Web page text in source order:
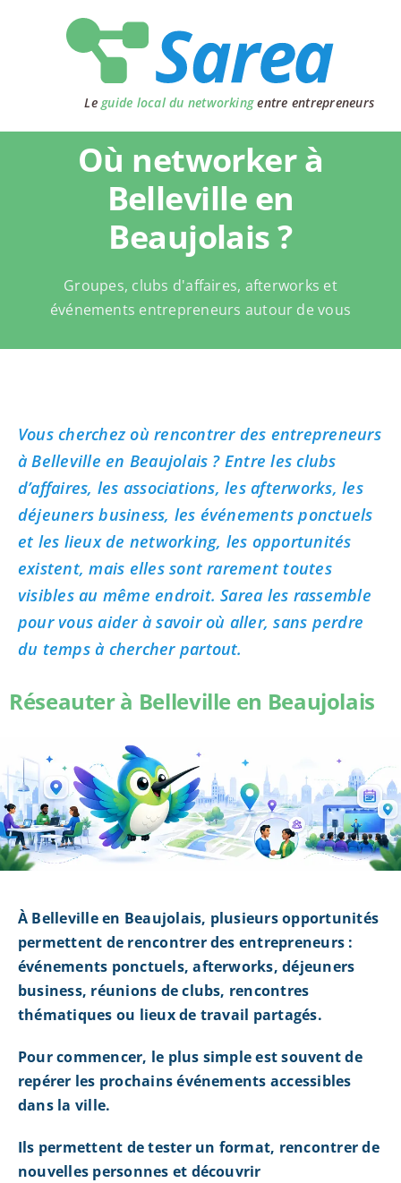
Le guide local du networkingentre entrepreneurs
Où networker à
Belleville en
Beaujolais ?
Groupes, clubs d'affaires, afterworks et
événements entrepreneurs autour de vous
Vous cherchez où rencontrer des entrepreneurs
à Belleville en Beaujolais ? Entre les clubs
d’affaires, les associations, les afterworks, les
déjeuners business, les événements ponctuels
et les lieux de networking, les opportunités
existent, mais elles sont rarement toutes
visibles au même endroit. Sarea les rassemble
pour vous aider à savoir où aller, sans perdre
du temps à chercher partout.
Réseauter à Belleville en Beaujolais
À Belleville en Beaujolais, plusieurs opportunités
permettent de rencontrer des entrepreneurs :
événements ponctuels, afterworks, déjeuners
business, réunions de clubs, rencontres
thématiques ou lieux de travail partagés.
Pour commencer, le plus simple est souvent de
repérer les prochains événements accessibles
dans la ville.
Ils permettent de tester un format, rencontrer de
nouvelles personnes et découvrir